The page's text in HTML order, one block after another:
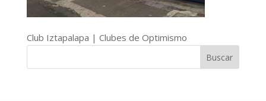
Club Iztapalapa | Clubes de Optimismo